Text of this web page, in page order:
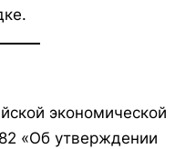
экономической
«Об утверждении